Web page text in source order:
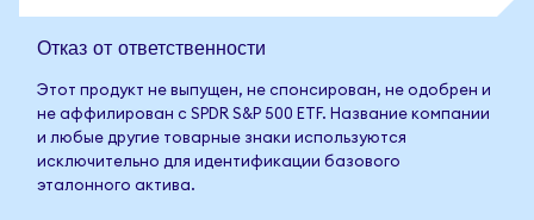
Отказ от ответственности
Этот продукт не выпущен, не спонсирован, не одобрен и
не аффилирован с SPDR S&P 500 ETF. Название компании
и любые другие товарные знаки используются
исключительно для идентификации базового
эталонного актива.